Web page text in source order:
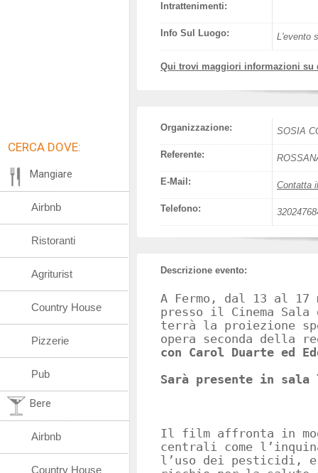
Intrattenimenti:
Info Sul Luogo: L'evento
Qui trovi maggiori informazioni su
Organizzazione: SOSIA
Referente:
E-Mail: Contatta
Telefono:
Descrizione evento:
A Fermo, dal 13 al 17
presso il Cinema
terrà la proiezione
opera seconda della
con Carol Duarte ed
Sarà presente in
Il film affronta in
centrali come
l’uso dei pesticidi, e
CERCA DOVE:
Mangiare
Airbnb
Ristoranti
Agriturist
Country House
Pizzerie
Pub
Bere
Airbnb
Country House